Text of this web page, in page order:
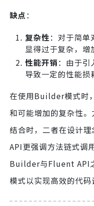
缺点：
复杂性：对于简
显得过于复杂，增
性能开销：由于引
导致一定的性能损
在使用Builder模式时
和可能增加的复杂性
结合时，二者在设计
API更强调方法链式调
Builder与Fluent API
模式以实现高效的代码